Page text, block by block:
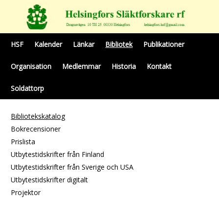
HSF Kalender Länkar Bibliotek Publikationer
Organisation Medlemmar Historia Kontakt
Soldattorp
Bibliotekskatalog
Bokrecensioner
Prislista
Utbytestidskrifter från Finland
Utbytestidskrifter från Sverige och USA
Utbytestidskrifter digitalt
Projektor